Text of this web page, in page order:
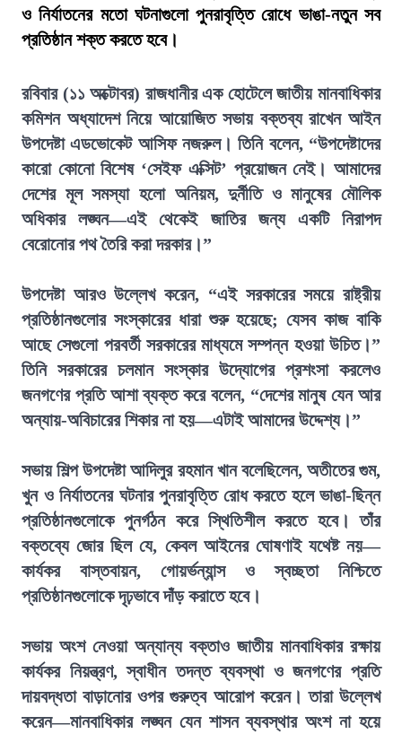
ও নির্যাতনের মতো ঘটনাগুলো পুনরাবৃত্তি রোধে ভাঙা-নতুন সব
প্রতিষ্ঠান শক্ত করতে হবে।
রবিবার (১১ অক্টোবর) রাজধানীর এক হোটেলে জাতীয় মানবাধিকার
কমিশন অধ্যাদেশ নিয়ে আয়োজিত সভায় বক্তব্য রাখেন আইন
উপদেষ্টা এডভোকেট আসিফ নজরুল। তিনি বলেন, “উপদেষ্টাদের
কারো কোনো বিশেষ ‘সেইফ এক্সিট’ প্রয়োজন নেই। আমাদের
দেশের মূল সমস্যা হলো অনিয়ম, দুর্নীতি ও মানুষের মৌলিক
অধিকার লঙ্ঘন—এই থেকেই জাতির জন্য একটি নিরাপদ
বেরোনোর পথ তৈরি করা দরকার।”
উপদেষ্টা আরও উল্লেখ করেন, “এই সরকারের সময়ে রাষ্ট্রীয়
প্রতিষ্ঠানগুলোর সংস্কারের ধারা শুরু হয়েছে; যেসব কাজ বাকি
আছে সেগুলো পরবর্তী সরকারের মাধ্যমে সম্পন্ন হওয়া উচিত।”
তিনি সরকারের চলমান সংস্কার উদ্যোগের প্রশংসা করলেও
জনগণের প্রতি আশা ব্যক্ত করে বলেন, “দেশের মানুষ যেন আর
অন্যায়-অবিচারের শিকার না হয়—এটাই আমাদের উদ্দেশ্য।”
সভায় শিল্প উপদেষ্টা আদিলুর রহমান খান বলেছিলেন, অতীতের গুম,
খুন ও নির্যাতনের ঘটনার পুনরাবৃত্তি রোধ করতে হলে ভাঙা-ছিন্ন
প্রতিষ্ঠানগুলোকে পুনর্গঠন করে স্থিতিশীল করতে হবে। তাঁর
বক্তব্যে জোর ছিল যে, কেবল আইনের ঘোষণাই যথেষ্ট নয়—
কার্যকর বাস্তবায়ন, গোয়র্ভন্যান্স ও স্বচ্ছতা নিশ্চিতে
প্রতিষ্ঠানগুলোকে দৃঢ়ভাবে দাঁড় করাতে হবে।
সভায় অংশ নেওয়া অন্যান্য বক্তাও জাতীয় মানবাধিকার রক্ষায়
কার্যকর নিয়ন্ত্রণ, স্বাধীন তদন্ত ব্যবস্থা ও জনগণের প্রতি
দায়বদ্ধতা বাড়ানোর ওপর গুরুত্ব আরোপ করেন। তারা উল্লেখ
করেন—মানবাধিকার লঙ্ঘন যেন শাসন ব্যবস্থার অংশ না হয়ে